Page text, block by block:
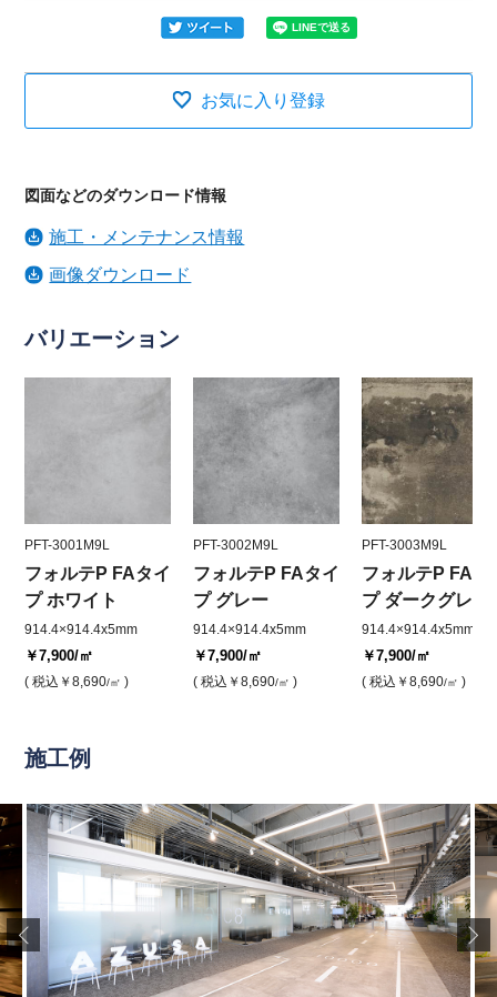
お気に入り登録
図面などのダウンロード情報
施工・メンテナンス情報
画像ダウンロード
バリエーション
PFT-3001M9L
フォルテP FAタイ
プ ホワイト
914.4×914.4x5mm
￥7,900/㎡
( 税込 ￥8,690/㎡ )
PFT-3002M9L
フォルテP FAタイ
プ グレー
914.4×914.4x5mm
￥7,900/㎡
( 税込 ￥8,690/㎡ )
PFT-3003M9L
フォルテP FAタ
プ ダークグレー
914.4×914.4x5mm
￥7,900/㎡
( 税込 ￥8,690/㎡ )
施工例